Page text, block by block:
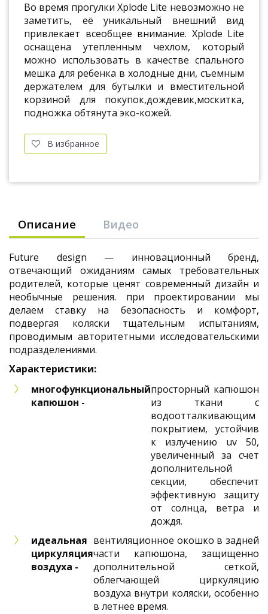
Во время прогулки Xplode Lite невозможно не
заметить, её уникальный внешний вид
привлекает всеобщее внимание. Xplode Lite
оснащена утепленным чехлом, который
можно использовать в качестве спального
мешка для ребенка в холодные дни, съемным
держателем для бутылки и вместительной
корзиной для покупок,дождевик,москитка,
подножка обтянута эко-кожей.
В избранное
Описание Видео
Future design — инновационный бренд,
отвечающий ожиданиям самых требовательных
родителей, которые ценят современный дизайн и
необычные решения. при проектировании мы
делаем ставку на безопасность и комфорт,
подвергая коляски тщательным испытаниям,
проводимым авторитетными исследовательскими
подразделениями.
Характеристики:
многофункциональный
капюшон -
просторный капюшон
из ткани с
водоотталкивающим
покрытием, устойчив
к излучению uv 50,
увеличенный за счет
дополнительной
секции, обеспечит
эффективную защиту
от солнца, ветра и
дождя.
идеальная
циркуляция
воздуха -
вентиляционное окошко в задней
части капюшона, защищенно
дополнительной сеткой,
облегчающей циркуляцию
воздуха внутри коляски, особенно
в летнее время.